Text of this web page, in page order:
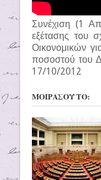
Συνέχιση (1
εξέτασης του
Οικονομικών
ποσοστού του
17/10/2012
ΜΟΙΡΑΣΟΥ ΤΟ: